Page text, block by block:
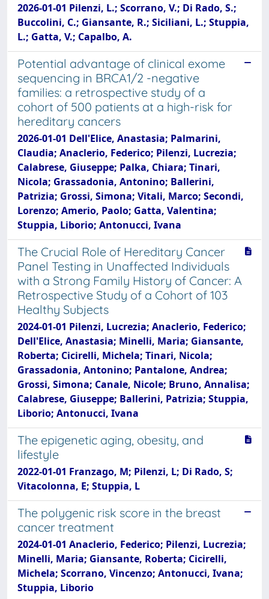
2026-01-01 Pilenzi, L.; Scorrano, V.; Di Rado, S.;
Buccolini, C.; Giansante, R.; Siciliani, L.; Stuppia,
L.; Gatta, V.; Capalbo, A.
Potential advantage of clinical exome
sequencing in BRCA1/2 -negative
families: a retrospective study of a
cohort of 500 patients at a high-risk for
hereditary cancers
2026-01-01 Dell'Elice, Anastasia; Palmarini,
Claudia; Anaclerio, Federico; Pilenzi, Lucrezia;
Calabrese, Giuseppe; Palka, Chiara; Tinari,
Nicola; Grassadonia, Antonino; Ballerini,
Patrizia; Grossi, Simona; Vitali, Marco; Secondi,
Lorenzo; Amerio, Paolo; Gatta, Valentina;
Stuppia, Liborio; Antonucci, Ivana
The Crucial Role of Hereditary Cancer
Panel Testing in Unaffected Individuals
with a Strong Family History of Cancer: A
Retrospective Study of a Cohort of 103
Healthy Subjects
2024-01-01 Pilenzi, Lucrezia; Anaclerio, Federico;
Dell'Elice, Anastasia; Minelli, Maria; Giansante,
Roberta; Cicirelli, Michela; Tinari, Nicola;
Grassadonia, Antonino; Pantalone, Andrea;
Grossi, Simona; Canale, Nicole; Bruno, Annalisa;
Calabrese, Giuseppe; Ballerini, Patrizia; Stuppia,
Liborio; Antonucci, Ivana
The epigenetic aging, obesity, and
lifestyle
2022-01-01 Franzago, M; Pilenzi, L; Di Rado, S;
Vitacolonna, E; Stuppia, L
The polygenic risk score in the breast
cancer treatment
2024-01-01 Anaclerio, Federico; Pilenzi, Lucrezia;
Minelli, Maria; Giansante, Roberta; Cicirelli,
Michela; Scorrano, Vincenzo; Antonucci, Ivana;
Stuppia, Liborio